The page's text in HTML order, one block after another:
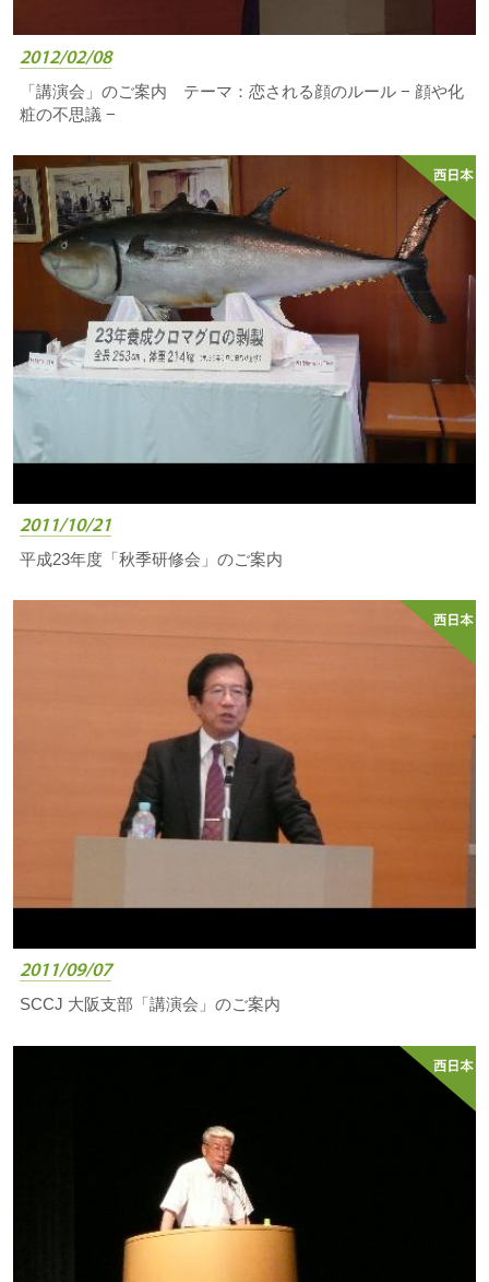
2012/02/08
「講演会」のご案内 テーマ：恋される顔のルール − 顔や化
粧の不思議 −
2011/10/21
平成23年度「秋季研修会」のご案内
2011/09/07
SCCJ 大阪支部「講演会」のご案内